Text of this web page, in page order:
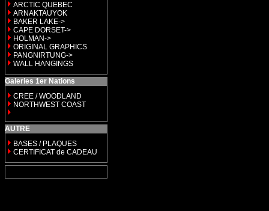
ARCTIC QUEBEC
ARNAKTAUYOK
BAKER LAKE->
CAPE DORSET->
HOLMAN->
ORIGINAL GRAPHICS
PANGNIRTUNG->
WALL HANGINGS
Galeries 1er Nations
CREE / WOODLAND
NORTHWEST COAST
AUTRE
BASES / PLAQUES
CERTIFICAT de CADEAU